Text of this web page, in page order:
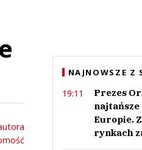
NAJNOWSZE Z
19:11
Prezes
najtańsze
Europie.
rynkach